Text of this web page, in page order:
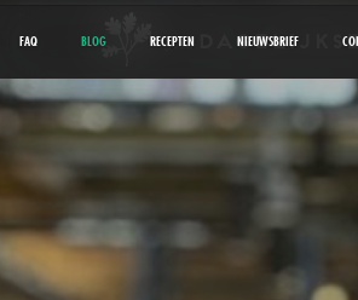
FAQ BLOG RECEPTEN NIEUWSBRIEF